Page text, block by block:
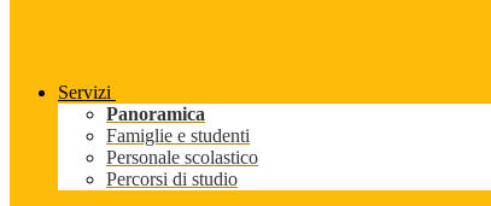
Servizi
Panoramica
Famiglie e studenti
Personale scolastico
Percorsi di studio